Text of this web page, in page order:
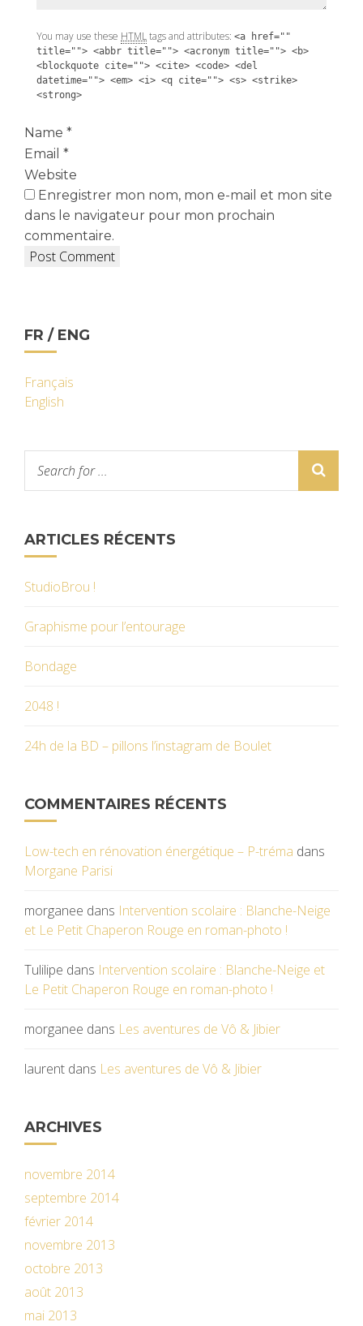
You may use these HTMLtags and attributes: <a href=""
title=""> <abbr title=""> <acronym title=""> <b>
<blockquote cite=""> <cite> <code> <del
datetime=""> <em> <i> <q cite=""> <s> <strike>
<strong>
Name *
Email *
Website
Enregistrer mon nom, mon e-mail et mon site
dans le navigateur pour mon prochain
commentaire.
FR / ENG
Français
English
ARTICLES RÉCENTS
StudioBrou !
Graphisme pour l’entourage
Bondage
2048 !
24h de la BD – pillons l’instagram de Boulet
COMMENTAIRES RÉCENTS
Low-tech en rénovation énergétique – P-tréma dans
Morgane Parisi
morganee dans Intervention scolaire : Blanche-Neige
et Le Petit Chaperon Rouge en roman-photo !
Tulilipe dans Intervention scolaire : Blanche-Neige et
Le Petit Chaperon Rouge en roman-photo !
morganee dans Les aventures de Vô & Jibier
laurent dans Les aventures de Vô & Jibier
ARCHIVES
novembre 2014
septembre 2014
février 2014
novembre 2013
octobre 2013
août 2013
mai 2013